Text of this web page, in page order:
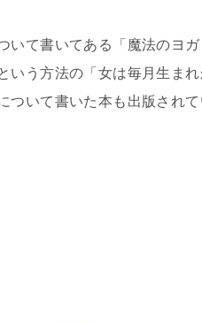
いて書いてある「魔法のヨ
いう方法の「女は毎月生ま
ついて書いた本も出版され